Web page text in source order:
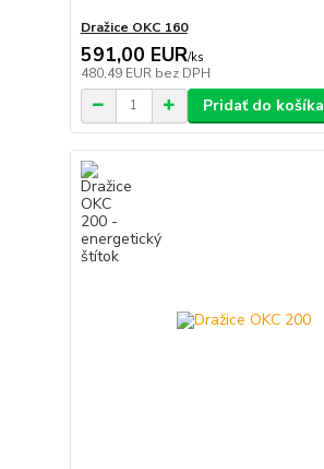
Dražice OKC 160
591,00 EUR/ks
480,49 EUR bez DPH
Pridať do košíka